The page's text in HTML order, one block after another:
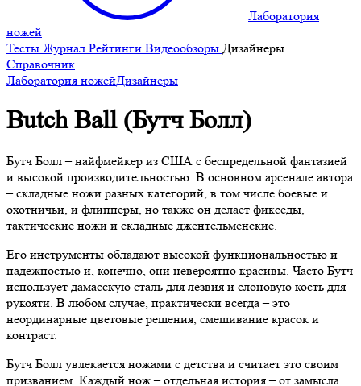
Лаборатория
ножей
Тесты Журнал Рейтинги Видеообзоры Дизайнеры
Справочник
Лаборатория ножейДизайнеры
Butch Ball (Бутч Болл)
Бутч Болл – найфмейкер из США с беспредельной фантазией
и высокой производительностью. В основном арсенале автора
– складные ножи разных категорий, в том числе боевые и
охотничьи, и флипперы, но также он делает фикседы,
тактические ножи и складные джентельменские.
Его инструменты обладают высокой функциональностью и
надежностью и, конечно, они невероятно красивы. Часто Бутч
использует дамасскую сталь для лезвия и слоновую кость для
рукояти. В любом случае, практически всегда – это
неординарные цветовые решения, смешивание красок и
контраст.
Бутч Болл увлекается ножами с детства и считает это своим
призванием. Каждый нож – отдельная история – от замысла